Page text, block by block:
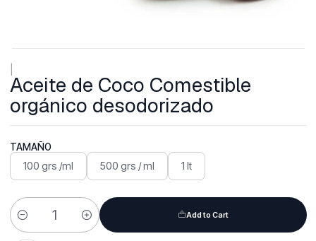
Aceite de Coco Comestible
orgánico desodorizado
TAMAÑO
100 grs /ml 500 grs / ml 1 lt
Quantity
Add to Cart